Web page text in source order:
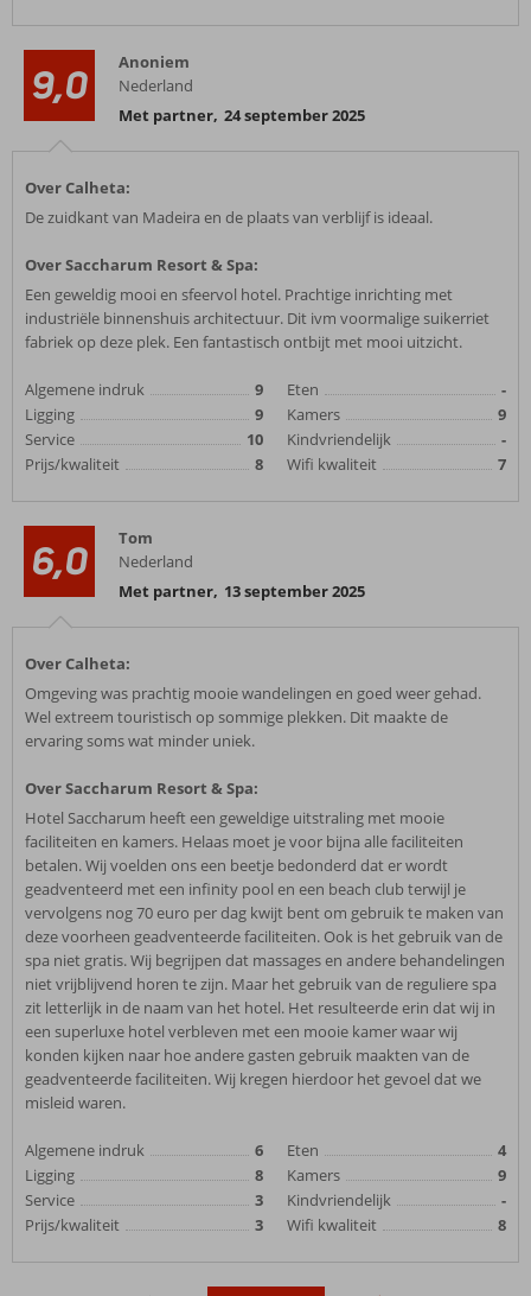
9,0
Anoniem
Nederland
Met partner, 24 september 2025
Over Calheta:
De zuidkant van Madeira en de plaats van verblijf is ideaal.
Over Saccharum Resort & Spa:
Een geweldig mooi en sfeervol hotel. Prachtige inrichting met
industriële binnenshuis architectuur. Dit ivm voormalige suikerriet
fabriek op deze plek. Een fantastisch ontbijt met mooi uitzicht.
Algemene indruk
9
Ligging
9
Service
10
Prijs/kwaliteit
8
Eten
-
Kamers
9
Kindvriendelijk
-
Wifi kwaliteit
7
6,0
Tom
Nederland
Met partner, 13 september 2025
Over Calheta:
Omgeving was prachtig mooie wandelingen en goed weer gehad.
Wel extreem touristisch op sommige plekken. Dit maakte de
ervaring soms wat minder uniek.
Over Saccharum Resort & Spa:
Hotel Saccharum heeft een geweldige uitstraling met mooie
faciliteiten en kamers. Helaas moet je voor bijna alle faciliteiten
betalen. Wij voelden ons een beetje bedonderd dat er wordt
geadventeerd met een infinity pool en een beach club terwijl je
vervolgens nog 70 euro per dag kwijt bent om gebruik te maken van
deze voorheen geadventeerde faciliteiten. Ook is het gebruik van de
spa niet gratis. Wij begrijpen dat massages en andere behandelingen
niet vrijblijvend horen te zijn. Maar het gebruik van de reguliere spa
zit letterlijk in de naam van het hotel. Het resulteerde erin dat wij in
een superluxe hotel verbleven met een mooie kamer waar wij
konden kijken naar hoe andere gasten gebruik maakten van de
geadventeerde faciliteiten. Wij kregen hierdoor het gevoel dat we
misleid waren.
Algemene indruk
6
Ligging
8
Service
3
Prijs/kwaliteit
3
Eten
4
Kamers
9
Kindvriendelijk
-
Wifi kwaliteit
8